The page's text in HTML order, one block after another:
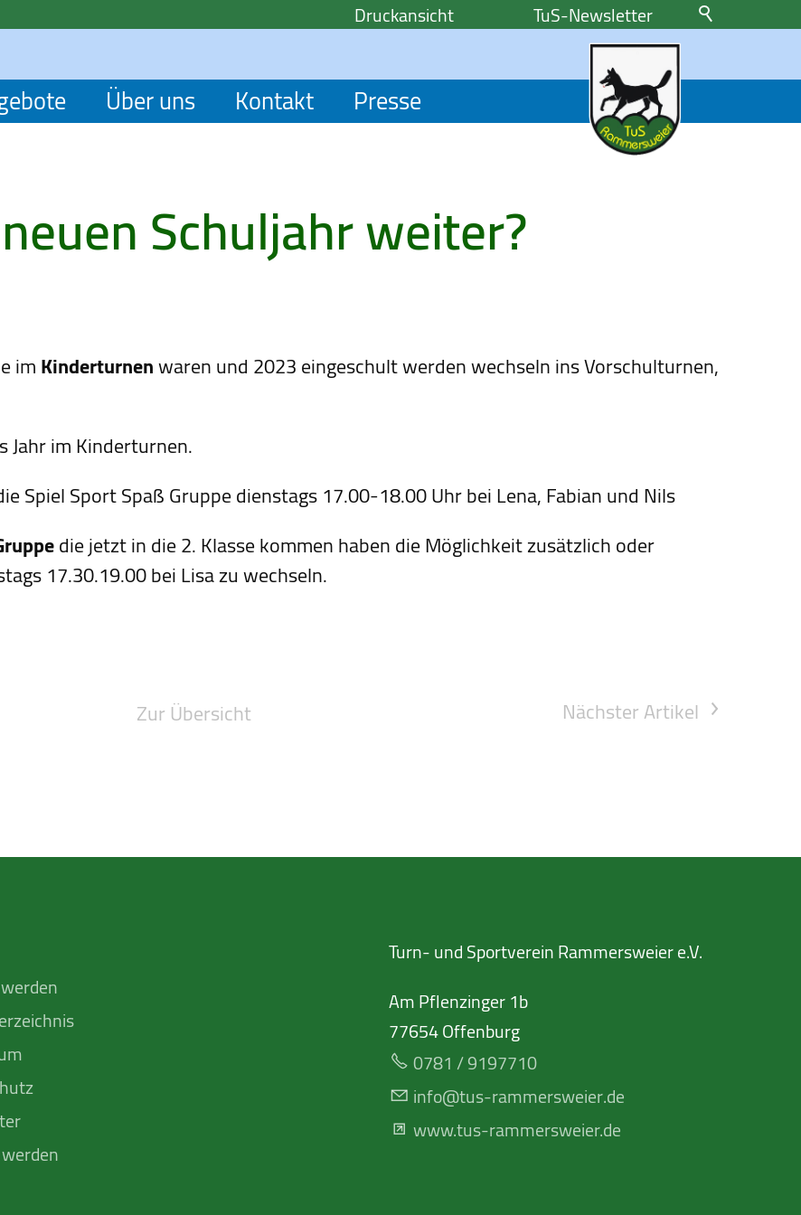
TuS-Newsletter
Druckansicht
Über uns Kontakt Presse
Schuljahr weiter?
imKinderturnenwaren und 2023 eingeschult werden wechseln ins Vorschulturnen,
Jahr im Kinderturnen.
Spiel Sport Spaß Gruppe dienstags 17.00-18.00 Uhr bei Lena, Fabian und Nils
die jetzt in die 2. Klasse kommen haben die Möglichkeit zusätzlich oder
17.30.19.00 bei Lisa zu wechseln.
Zur Übersicht Nächster Artikel
Turn- und Sportverein Rammersweier e.V.
Am Pflenzinger 1b
77654Offenburg
0781 / 9197710
nf
t s-r mm rsw rd
www.tus-rammersweier.de